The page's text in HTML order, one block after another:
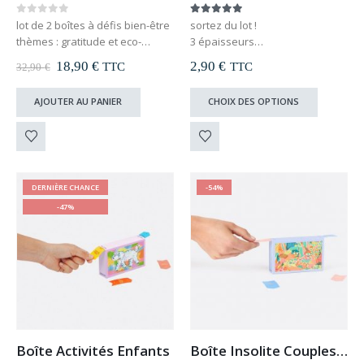
0 out of 5
lot de 2 boîtes à défis bien-être
thèmes : gratitude et eco-
avec 2 accessoires : masque
lunette gel relaxant et guirlande
lumineuse pétales de roses
économisez 50% du prix…
32,90€ Le
initial
était :
32,90 €.
18,90€Le
actuel
est :
18,90 €.
TTC
AJOUTER AU PANIER
5.00 out of 5
sortez du lot !
3 épaisseurs
2,90€ TTC
CHOIX DES OPTIONS
plusieurs
Les
options
être
choisies
DERNIÈRE CHANCE
-47%
Boîte Activités Enfants
-54%
Boîte Insolite Couples : activités insolites à faire avec ma copine / mon copain